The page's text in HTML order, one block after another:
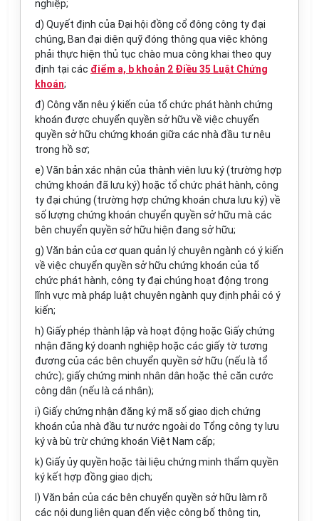
nghiệp;
d) Quyết định của Đại hội đồng cổ đông công ty đại
chúng, Ban đại diện quỹ đóng thông qua việc không
phải thực hiện thủ tục chào mua công khai theo quy
định tại các điểm a, b khoản 2 Điều 35 Luật Chứng
khoán;
đ) Công văn nêu ý kiến của tổ chức phát hành chứng
khoán được chuyển quyền sở hữu về việc chuyển
quyền sở hữu chứng khoán giữa các nhà đầu tư nêu
trong hồ sơ;
e) Văn bản xác nhận của thành viên lưu ký (trường hợp
chứng khoán đã lưu ký) hoặc tổ chức phát hành, công
ty đại chúng (trường hợp chứng khoán chưa lưu ký) về
số lượng chứng khoán chuyển quyền sở hữu mà các
bên chuyển quyền sở hữu hiện đang sở hữu;
g) Văn bản của cơ quan quản lý chuyên ngành có ý kiến
về việc chuyển quyền sở hữu chứng khoán của tổ
chức phát hành, công ty đại chúng hoạt động trong
lĩnh vực mà pháp luật chuyên ngành quy định phải có ý
kiến;
h) Giấy phép thành lập và hoạt động hoặc Giấy chứng
nhận đăng ký doanh nghiệp hoặc các giấy tờ tương
đương của các bên chuyển quyền sở hữu (nếu là tổ
chức); giấy chứng minh nhân dân hoặc thẻ căn cước
công dân (nếu là cá nhân);
i) Giấy chứng nhận đăng ký mã số giao dịch chứng
khoán của nhà đầu tư nước ngoài do Tổng công ty lưu
ký và bù trừ chứng khoán Việt Nam cấp;
k) Giấy ủy quyền hoặc tài liệu chứng minh thẩm quyền
ký kết hợp đồng giao dịch;
l) Văn bản của các bên chuyển quyền sở hữu làm rõ
các nội dung liên quan đến việc công bố thông tin,